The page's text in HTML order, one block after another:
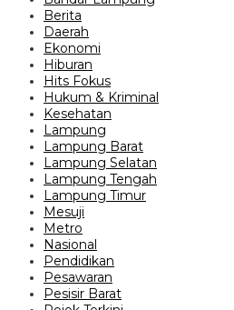
Berita
Daerah
Ekonomi
Hiburan
Hits Fokus
Hukum & Kriminal
Kesehatan
Lampung
Lampung Barat
Lampung Selatan
Lampung Tengah
Lampung Timur
Mesuji
Metro
Nasional
Pendidikan
Pesawaran
Pesisir Barat